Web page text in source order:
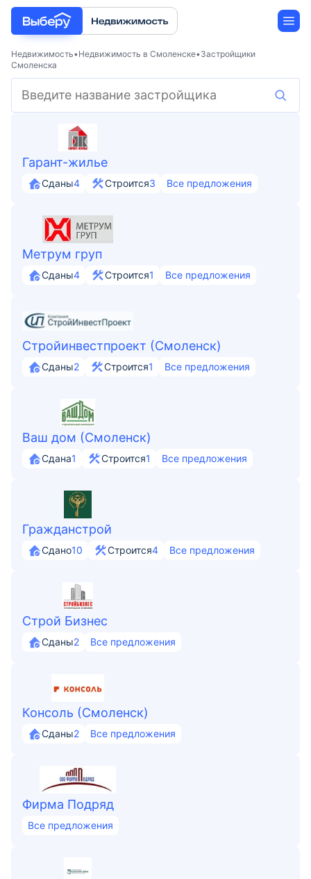
Новостройки
Застройщики
Ипотека
Недвижимость Недвижимость в Смоленске Застройщики
Смоленска
Гарант-жилье
Сданы4 Строится3 Все предложения
Метрум груп
Сданы4 Строится1 Все предложения
Стройинвестпроект (Смоленск)
Сданы2 Строится1 Все предложения
Ваш дом (Смоленск)
Сдана1 Строится1 Все предложения
Гражданстрой
Сдано10 Строится4 Все предложения
Строй Бизнес
Сданы2 Все предложения
Консоль (Смоленск)
Сданы2 Все предложения
Фирма Подряд
Все предложения